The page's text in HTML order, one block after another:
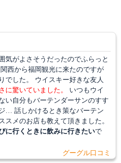
気がよさそうだったのでふらっと
西から福岡観光に来たのですが
でした。 ウイスキー好きな友人
に驚いていました。
いつもウイ
い自分もバーテンダーサンのすす
… 話しかけるとき策なバーテン
スメのお店も教えて頂きました。
に行くときに飲みに行きたいで
グーグル口コミ